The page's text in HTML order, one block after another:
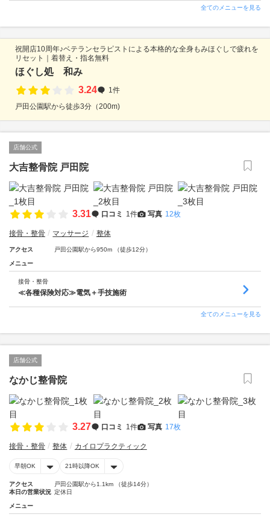
全てのメニューを見る
祝開店10周年♪ベテランセラピストによる本格的な全身もみほぐしで疲れを
リセット｜着替え・指名無料
ほぐし処 和み
3.24
1件
戸田公園駅から徒歩3分（200m)
店舗公式
大吉整骨院 戸田院
3.31 口コミ 1件 写真 12枚
接骨・整骨 マッサージ 整体
アクセス 戸田公園駅から950m （徒歩12分）
メニュー
接骨・整骨
≪各種保険対応≫電気＋手技施術
全てのメニューを見る
店舗公式
なかじ整骨院
3.27 口コミ 1件 写真 17枚
接骨・整骨 整体 カイロプラクティック
早朝OK 21時以降OK
アクセス
戸田公園駅から1.1km （徒歩14分）
本日の営業状況 定休日
メニュー